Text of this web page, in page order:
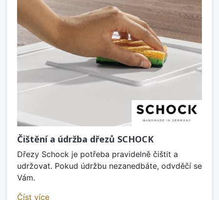
Čištění a údržba dřezů SCHOCK
Dřezy Schock je potřeba pravidelně čištit a
udržovat. Pokud údržbu nezanedbáte, odvděčí se
Vám.
Číst více